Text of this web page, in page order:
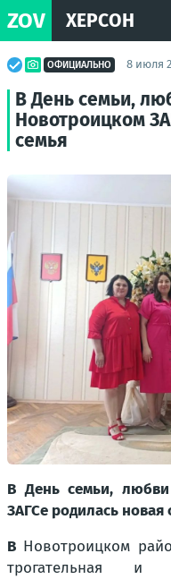
ZOV ХЕРСОН
ОФИЦИАЛЬНО 8 июля
В День семьи,
Новотроицком
семья
В День семьи,
ЗАГСе родилась новая
В Новотроицком
трогательная и